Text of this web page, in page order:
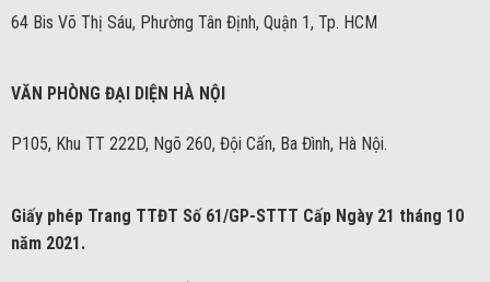
64 Bis Võ Thị Sáu, Phường Tân Định, Quận 1, Tp. HCM
VĂN PHÒNG ĐẠI DIỆN HÀ NỘI
P105, Khu TT 222D, Ngõ 260, Đội Cấn, Ba Đình, Hà Nội.
Giấy phép Trang TTĐT Số 61/GP-STTT Cấp Ngày 21 tháng 10
năm 2021.